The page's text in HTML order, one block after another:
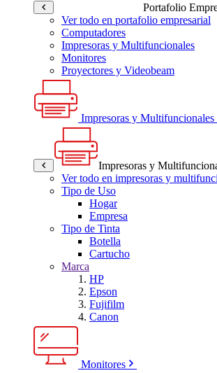
Portafolio
Ver todo en portafolio empresarial
Computadores
Impresoras y Multifuncionales
Monitores
Proyectores y Videobeam
Impresoras y Multifuncionales
Impresoras y
Ver todo en impresoras y
Tipo de Uso
Hogar
Empresa
Tipo de Tinta
Botella
Cartucho
Marca
HP
Epson
Fujifilm
Canon
Monitores